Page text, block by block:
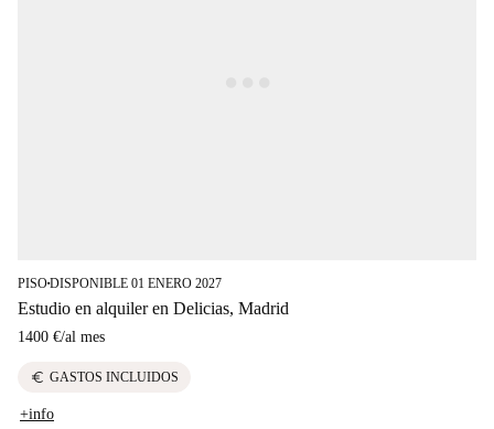
PISO■DISPONIBLE 01 ENERO 2027
Estudio en alquiler en Delicias, Madrid
1400 €/al mes
euro GASTOS INCLUIDOS
+info